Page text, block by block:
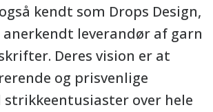
kendt som Drops Design,
leverandør af garn
Deres vision er at
og prisvenlige
over hele